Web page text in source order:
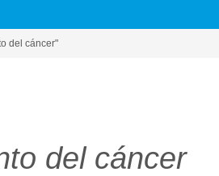
del cáncer"
del cáncer